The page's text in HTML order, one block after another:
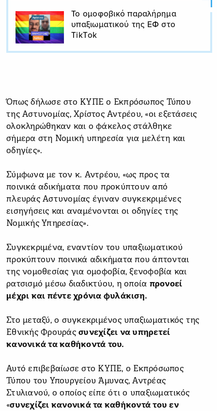
Το ομοφοβικό παραλήρημα
υπαξιωματικού της ΕΦ στο
ΤikΤok
Όπως δήλωσε στο ΚΥΠΕ ο Εκπρόσωπος Τύπου
της Αστυνομίας, Χρίστος Αντρέου, «οι εξετάσεις
ολοκληρώθηκαν και ο φάκελος στάλθηκε
σήμερα στη Νομική υπηρεσία για μελέτη και
οδηγίες».
Σύμφωνα με τον κ. Αντρέου, «ως προς τα
ποινικά αδικήματα που προκύπτουν από
πλευράς Αστυνομίας έγιναν συγκεκριμένες
εισηγήσεις και αναμένονται οι οδηγίες της
Νομικής Υπηρεσίας».
Συγκεκριμένα, εναντίον του υπαξιωματικού
προκύπτουν ποινικά αδικήματα που άπτονται
της νομοθεσίας για ομοφοβία, ξενοφοβία και
ρατσισμό μέσω διαδικτύου, η οποία προνοεί
μέχρι και πέντε χρόνια φυλάκιση.
Στο μεταξύ, ο συγκεκριμένος υπαξιωματικός της
Εθνικής Φρουράς συνεχίζει να υπηρετεί
κανονικά τα καθήκοντά του.
Αυτό επιβεβαίωσε στο ΚΥΠΕ, ο Εκπρόσωπος
Τύπου του Υπουργείου Άμυνας, Αντρέας
Στυλιανού, ο οποίος είπε ότι ο υπαξιωματικός
«συνεχίζει κανονικά τα καθήκοντά του εν